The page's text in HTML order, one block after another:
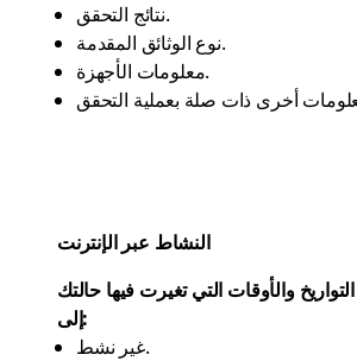
نتائج التحقق.
نوع الوثائق المقدمة.
معلومات الأجهزة.
النشاط عبر الإنترنت
والأوقات التي تغيرت فيها حالتك
إلى:
غير نشط.